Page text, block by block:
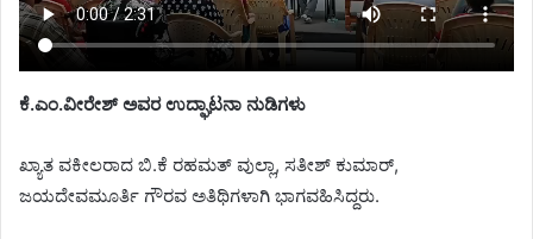
ಕೆ.ಎಂ.ವೀರೇಶ್ ಅವರ ಉದ್ಘಾಟನಾ ನುಡಿಗಳು
ಖ್ಯಾತ ವಕೀಲರಾದ ಬಿ.ಕೆ ರಹಮತ್ ವುಲ್ಲಾ, ಸತೀಶ್ ಕುಮಾರ್,
ಜಯದೇವಮೂರ್ತಿ ಗೌರವ ಅತಿಥಿಗಳಾಗಿ ಭಾಗವಹಿಸಿದ್ದರು.